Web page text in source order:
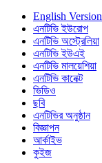
English Version
এনটিভি ইউরোপ
এনটিভি অস্ট্রেলিয়া
এনটিভি ইউএই
এনটিভি মালয়েশিয়া
এনটিভি কানেক্ট
ভিডিও
ছবি
এনটিভির অনুষ্ঠান
বিজ্ঞাপন
আর্কাইভ
কুইজ